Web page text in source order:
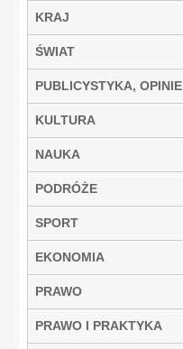
KRAJ
ŚWIAT
PUBLICYSTYKA, OPINIE
KULTURA
NAUKA
PODRÓŻE
SPORT
EKONOMIA
PRAWO
PRAWO I PRAKTYKA